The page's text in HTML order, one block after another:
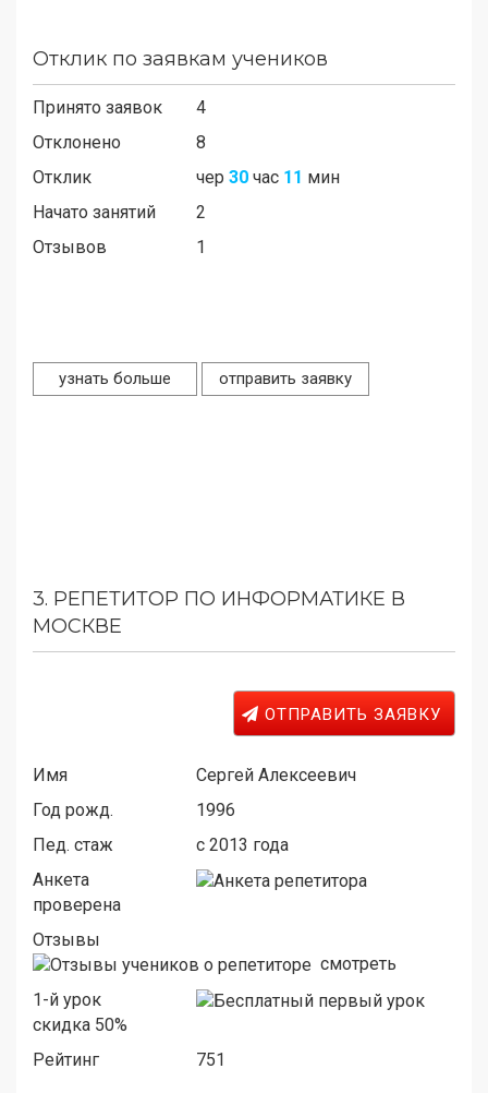
Отклик по заявкам учеников
Принято заявок
4
Отклонено
8
Отклик
чер 30 час 11 мин
Начато занятий
2
Отзывов
1
узнать больше отправить заявку
3. РЕПЕТИТОР ПО ИНФОРМАТИКЕ В
МОСКВЕ
ОТПРАВИТЬ ЗАЯВКУ
Имя
Сергей Алексеевич
Год рожд.
1996
Пед. стаж
c 2013 года
Анкета
проверена
Отзывы
смотреть
1-й урок
скидка 50%
Рейтинг
751